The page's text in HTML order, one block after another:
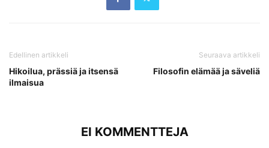
Edellinen artikkeli
Hikoilua, prässiä ja itsensä
ilmaisua
Seuraava artikkeli
Filosofin elämää ja säveliä
EI KOMMENTTEJA